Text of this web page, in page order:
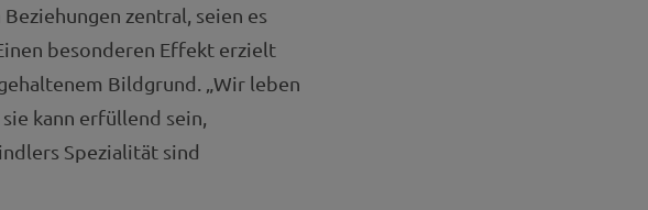
zentral, seien es
besonderen Effekt erzielt
Bildgrund. „Wir leben
kann erfüllend sein,
Spezialität sind